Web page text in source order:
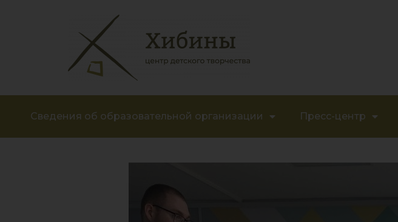
Сведения об образовательной организации Пресс-центр